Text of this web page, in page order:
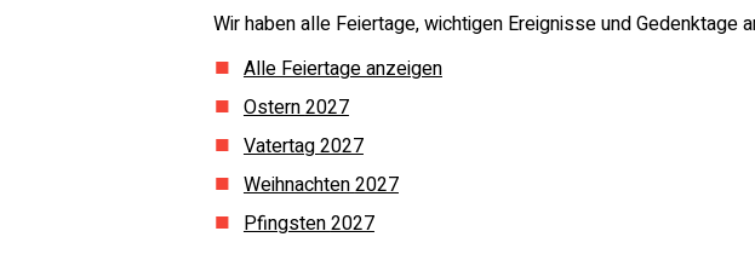
Wir haben alle Feiertage, wichtigen Ereignisse und Gedenktage
Alle Feiertage anzeigen
Ostern2027
Vatertag2027
Weihnachten2027
Pfingsten2027